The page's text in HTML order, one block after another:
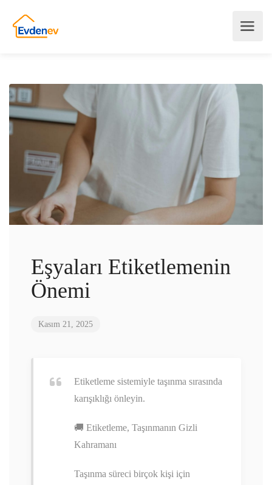
Eşyaları Etiketlemenin
Önemi
Kasım 21, 2025
Etiketleme sistemiyle taşınma sırasında
karışıklığı önleyin.
🚚 Etiketleme, Taşınmanın Gizli
Kahramanı
Taşınma süreci birçok kişi için